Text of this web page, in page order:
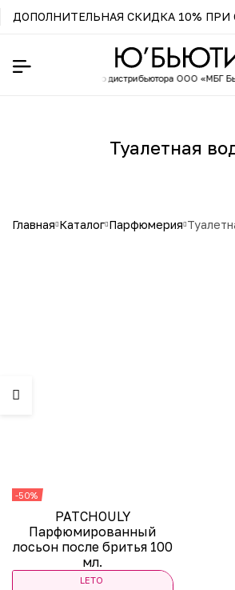
ДОПОЛНИТЕЛЬНАЯ СКИДКА 10%
дистрибьютора ООО «МБГ
Туалетная
главная каталог парфюмерия
-50%
PATCHOULY
Парфюмированный
лосьон после бритья 100
мл.
LETO